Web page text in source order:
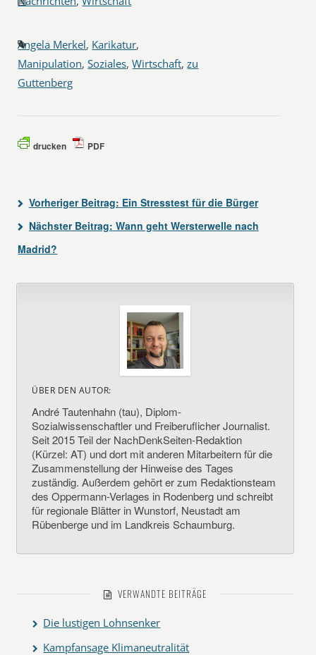
Angela Merkel, Karikatur,
Manipulation,Soziales,Wirtschaft,zu
Guttenberg
drucken PDF
Vorheriger Beitrag: Ein Stresstest für die Bürger
Nächster Beitrag: Wann geht Wersterwelle nach
Madrid?
ÜBER DEN AUTOR:
André Tautenhahn (tau), Diplom-
Sozialwissenschaftler und Freiberuflicher Journalist.
Seit 2015 Teil der NachDenkSeiten-Redaktion
(Kürzel: AT) und dort mit anderen Mitarbeitern für die
Zusammenstellung der Hinweise des Tages
zuständig. Außerdem gehört er zum Redaktionsteam
des Oppermann-Verlages in Rodenberg und schreibt
für regionale Blätter in Wunstorf, Neustadt am
Rübenberge und im Landkreis Schaumburg.
VERWANDTE BEITRÄGE
Die lustigen Lohnsenker
Kampfansage Klimaneutralität